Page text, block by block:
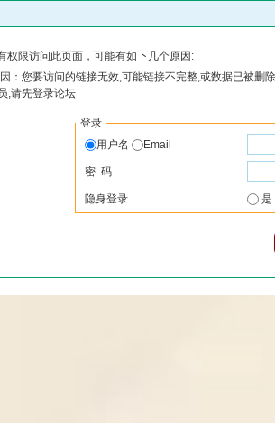
权限访问此页面，可能有如下几个原因:
：您要访问的链接无效,可能链接不完整,或数据已被删
,请先登录论坛
登录
用户名
Email
密 码
隐身登录